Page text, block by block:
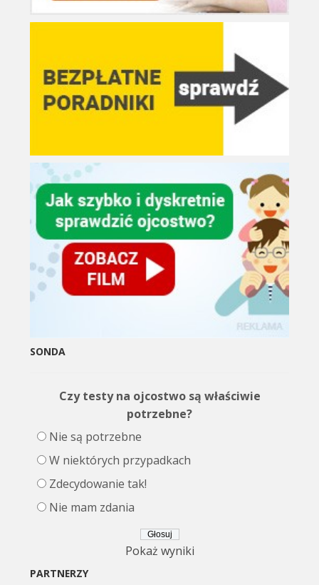
SONDA
Czy testy na ojcostwo są właściwie
potrzebne?
Nie są potrzebne
W niektórych przypadkach
Zdecydowanie tak!
Nie mam zdania
Pokaż wyniki
PARTNERZY